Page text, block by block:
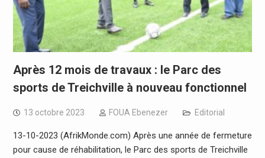
Après 12 mois de travaux : le Parc des
sports de Treichville à nouveau fonctionnel
13 octobre 2023 FOUA Ebenezer Editorial
13-10-2023 (AfrikMonde.com) Après une année de fermeture
pour cause de réhabilitation, le Parc des sports de Treichville